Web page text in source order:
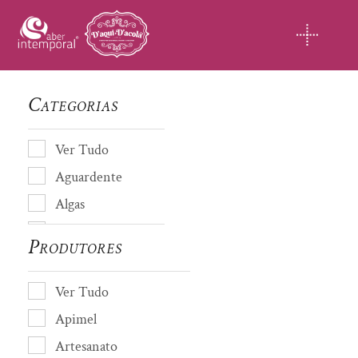
Skip
to
content
Categorias
Ver Tudo
Aguardente
Algas
Amendoas
Artesanato
Avós de Coja
Azeite
Produtores
Ver Tudo
Apimel
Artesanato